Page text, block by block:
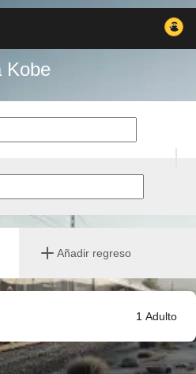
Kobe
Añadir regreso
1 Adulto